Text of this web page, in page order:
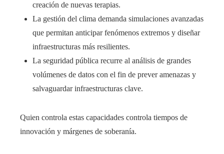
creación de nuevas terapias.
La gestión del clima demanda simulaciones avanzadas
que permitan anticipar fenómenos extremos y diseñar
infraestructuras más resilientes.
La seguridad pública recurre al análisis de grandes
volúmenes de datos con el fin de prever amenazas y
salvaguardar infraestructuras clave.
Quien controla estas capacidades controla tiempos de
innovación y márgenes de soberanía.